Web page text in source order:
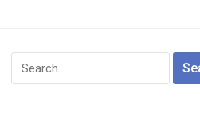
Search
for: